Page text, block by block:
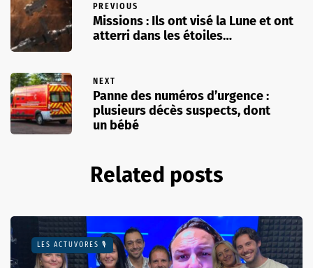
PREVIOUS
Missions : Ils ont visé la Lune et ont
atterri dans les étoiles…
NEXT
Panne des numéros d’urgence :
plusieurs décès suspects, dont
un bébé
Related posts
LES ACTUVORES 🎙